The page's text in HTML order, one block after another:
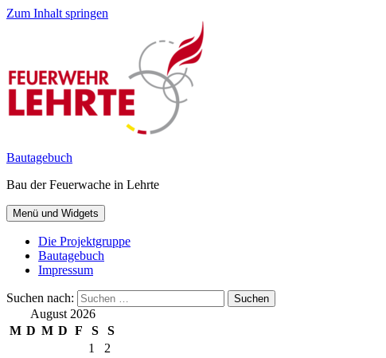
Zum Inhalt springen
Bautagebuch
Bau der Feuerwache in Lehrte
Menü und Widgets
Die Projektgruppe
Bautagebuch
Impressum
Suchen nach:
August 2026
M D M D F S
S
1
2